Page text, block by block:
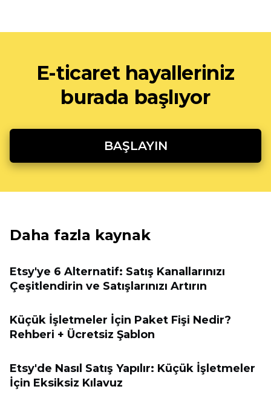
E-ticaret hayalleriniz
burada başlıyor
BAŞLAYIN
Daha fazla kaynak
Etsy'ye 6 Alternatif: Satış Kanallarınızı
Çeşitlendirin ve Satışlarınızı Artırın
Küçük İşletmeler İçin Paket Fişi Nedir?
Rehberi + Ücretsiz Şablon
Etsy'de Nasıl Satış Yapılır: Küçük İşletmeler
İçin Eksiksiz Kılavuz